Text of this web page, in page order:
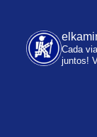
Cada
juntos!